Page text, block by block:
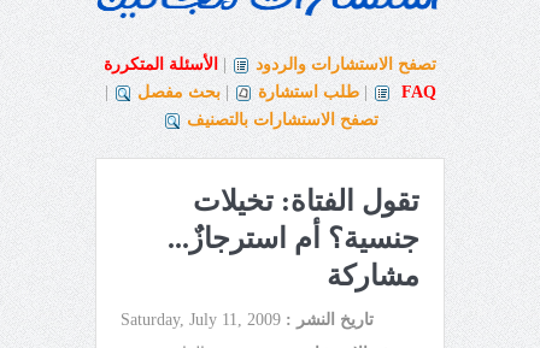
تصفح الاستشارات والردود
الأسئلة المتكررة
FAQ
طلب استشارة بحث مفصل
تصفح الاستشارات بالتصنيف
تقول الفتاة: تخيلات
جنسية؟ أم استرجازٌ...
مشاركة
تاريخ النشر : Saturday, July 11, 2009